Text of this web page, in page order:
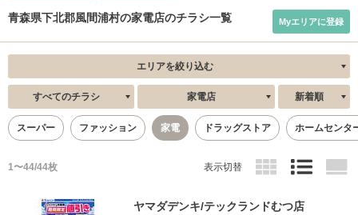
青森県下北郡風間浦村の家電店のチラシ一覧 Myエリアに登録
エリアを絞り込む
すべてのチラシ 家電店 新着順
スーパー ファッション 家電 ドラッグストア ホームセンタ
1〜44/44枚 表示切替
ヤマダデンキ/テックランドむつ店